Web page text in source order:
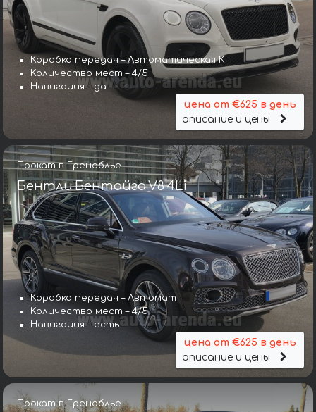
Коробка передач – Автоматическая КП
Количество мест – 4/5
Навигация – да
цена от €625 в день
описание и цены
Прокат в Греноблье
Бентли Бентайга V8 4Li
Коробка передач – Автомат
Количество мест – 4/5
Навигация – есть
цена от €625 в день
описание и цены
Прокат в Греноблье